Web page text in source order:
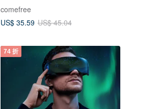
comefree
US$ 35.59 US$ 45.04
74 折